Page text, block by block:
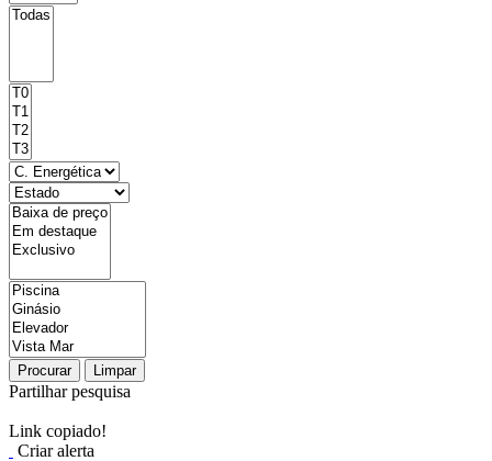
Procurar Limpar
Partilhar pesquisa
Link copiado!
Criar alerta